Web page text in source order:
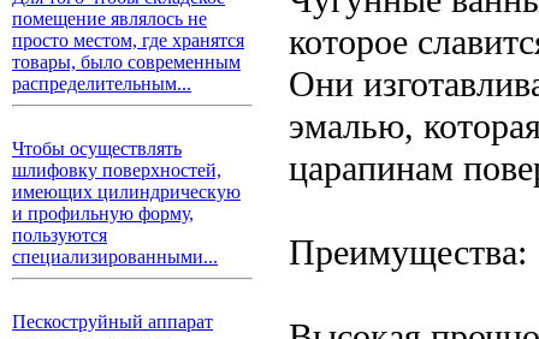
помещение являлось не
просто местом, где хранятся
товары, было современным
распределительным...
Чтобы осуществлять
шлифовку поверхностей,
имеющих цилиндрическую
и профильную форму,
пользуются
специализированными...
Пескоструйный аппарат
которое
Они
эмалью,
царапинам
Преимущества: